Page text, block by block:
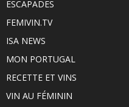
ESCAPADES
FEMIVIN.TV
ISA NEWS
MON PORTUGAL
RECETTE ET VINS
VIN AU FÉMININ